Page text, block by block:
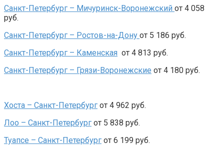
Санкт-Петербург – Мичуринск-Воронежский от 4 058
руб.
Санкт-Петербург – Ростов-на-Дону от 5 186 руб.
Санкт-Петербург – Каменская от 4 813 руб.
Санкт-Петербург – Грязи-Воронежские от 4 180 руб.
Хоста – Санкт-Петербург от 4 962 руб.
Лоо – Санкт-Петербург от 5 838 руб.
Туапсе – Санкт-Петербург от 6 199 руб.